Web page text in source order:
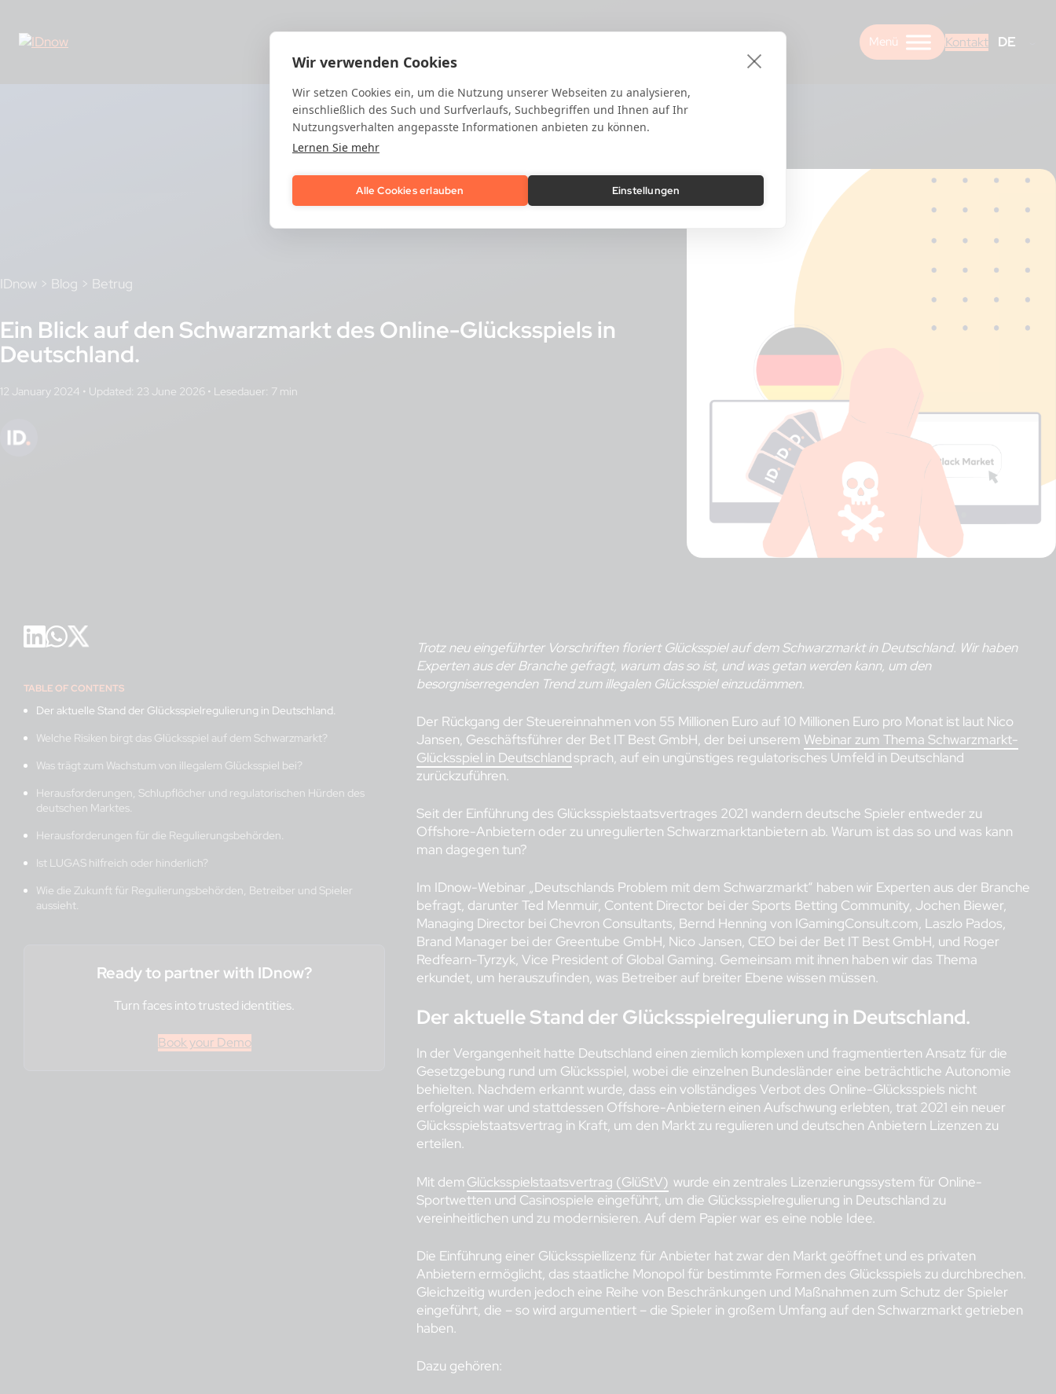
content
Kontakt DE
IDnow > Blog > Betrug
Ein Blick auf den Schwarzmarkt des Online-Glücksspiels in
Deutschland.
12 January 2024 • Updated: 23 June 2026 •
TABLE OF CONTENTS
Der aktuelle Stand der Glücksspielregulierung in Deutschland.
Welche Risiken birgt das Glücksspiel auf dem Schwarzmarkt?
Was trägt zum Wachstum von illegalem Glücksspiel bei?
Herausforderungen, Schlupflöcher und regulatorischen Hürden des
deutschen Marktes.
Herausforderungen für die Regulierungsbehörden.
Ist LUGAS hilfreich oder hinderlich?
Wie die Zukunft für Regulierungsbehörden, Betreiber und Spieler
aussieht.
Ready to partner with IDnow?
Turn faces into trusted identities.
Book your Demo
Trotz neu eingeführter Vorschriften floriert Glücksspiel auf dem Schwarzmarkt in Deutschland. Wir haben
Experten aus der Branche gefragt, warum das so ist, und was getan werden kann, um den
besorgniserregenden Trend zum illegalen Glücksspiel einzudämmen.
Der Rückgang der Steuereinnahmen von 55 Millionen Euro auf 10 Millionen Euro pro Monat ist laut Nico
Jansen, Geschäftsführer der Bet IT Best GmbH, der bei unserem Webinar zum Thema Schwarzmarkt-
Glücksspiel in Deutschlandsprach, auf ein ungünstiges regulatorisches Umfeld in Deutschland
zurückzuführen.
Seit der Einführung des Glücksspielstaatsvertrages 2021 wandern deutsche Spieler entweder zu
Offshore-Anbietern oder zu unregulierten Schwarzmarktanbietern ab. Warum ist das so und was kann
man dagegen tun?
Im IDnow-Webinar „Deutschlands Problem mit dem Schwarzmarkt“ haben wir Experten aus der Branche
befragt, darunter Ted Menmuir, Content Director bei der Sports Betting Community, Jochen Biewer,
Managing Director bei Chevron Consultants, Bernd Henning von IGamingConsult.com, Laszlo Pados,
Brand Manager bei der Greentube GmbH, Nico Jansen, CEO bei der Bet IT Best GmbH, und Roger
Redfearn-Tyrzyk, Vice President of Global Gaming. Gemeinsam mit ihnen haben wir das Thema
erkundet, um herauszufinden, was Betreiber auf breiter Ebene wissen müssen.
Der aktuelle Stand der Glücksspielregulierung in Deutschland.
In der Vergangenheit hatte Deutschland einen ziemlich komplexen und fragmentierten Ansatz für die
Gesetzgebung rund um Glücksspiel, wobei die einzelnen Bundesländer eine beträchtliche Autonomie
behielten. Nachdem erkannt wurde, dass ein vollständiges Verbot des Online-Glücksspiels nicht
erfolgreich war und stattdessen Offshore-Anbietern einen Aufschwung erlebten, trat 2021 ein neuer
Glücksspielstaatsvertrag in Kraft, um den Markt zu regulieren und deutschen Anbietern Lizenzen zu
erteilen.
Mit demGlücksspielstaatsvertrag (GlüStV) wurde ein zentrales Lizenzierungssystem für Online-
Sportwetten und Casinospiele eingeführt, um die Glücksspielregulierung in Deutschland zu
vereinheitlichen und zu modernisieren. Auf dem Papier war es eine noble Idee.
Die Einführung einer Glücksspiellizenz für Anbieter hat zwar den Markt geöffnet und es privaten
Anbietern ermöglicht, das staatliche Monopol für bestimmte Formen des Glücksspiels zu durchbrechen.
Gleichzeitig wurden jedoch eine Reihe von Beschränkungen und Maßnahmen zum Schutz der Spieler
eingeführt, die – so wird argumentiert – die Spieler in großem Umfang auf den Schwarzmarkt getrieben
haben.
Dazu gehören:
Wir verwenden Cookies
Wir setzen Cookies ein, um die Nutzung unserer Webseiten zu analysieren,
einschließlich des Such und Surfverlaufs, Suchbegriffen und Ihnen auf Ihr
Nutzungsverhalten angepasste Informationen anbieten zu können.
Lernen Sie mehr
Alle Cookies erlauben Einstellungen